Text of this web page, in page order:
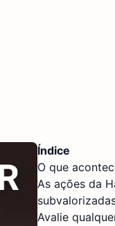
Índice
O que
As ações da
Avalie